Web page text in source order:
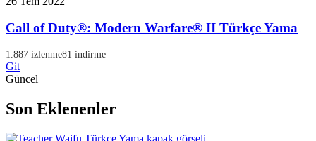
Call of Duty®: Modern Warfare® II Türkçe Yama
1.887 izlenme81 indirme
Git
Güncel
Son Eklenenler